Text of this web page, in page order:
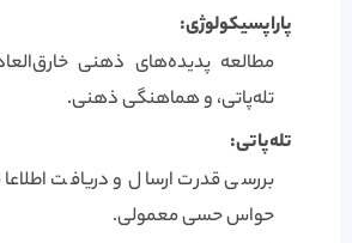
پاراپسیکولوژی:
مطالعه پدیده‌های ذهنی
تله‌پاتی، و هماهنگی ذهنی.
تله‌پاتی:
بررسی قدرت ارسال و دریافت
حواس حسی معمولی.